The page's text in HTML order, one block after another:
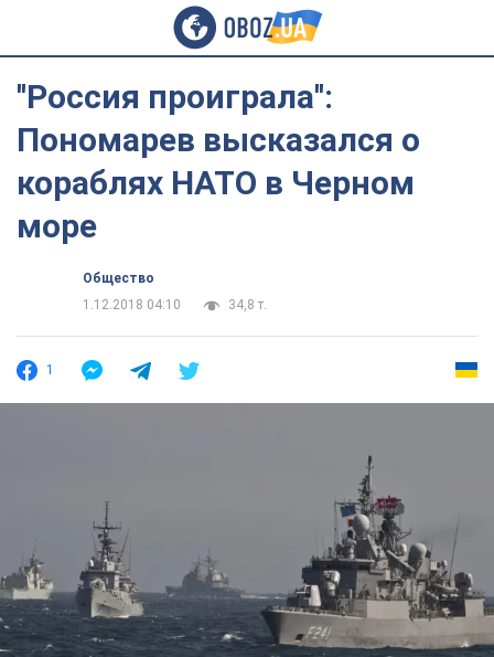
''Россия проиграла'':
Пономарев высказался о
кораблях НАТО в Черном
море
Общество
1.12.2018 04:10
34,8 т.
1